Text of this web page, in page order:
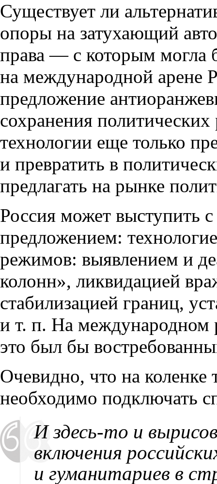
Существует ли
опоры на затухающий
права — с которым могла
на международной арене
предложение
сохранения
технологии еще только
и превратить в
предлагать на рынке
Россия может выступить
предложением:
режимов: выявлением и
колонн», ликвидацией
стабилизацией границ,
и т. п. На международном
это был бы
Очевидно, что на
необходимо подключать
И здесь-то и
включения
и гуманитариев в